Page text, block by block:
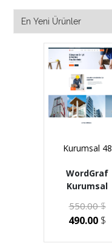
Kurumsal 48
WordGraf
Kurumsal
550.00$
490.00 $